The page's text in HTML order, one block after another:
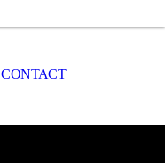
CONTACT